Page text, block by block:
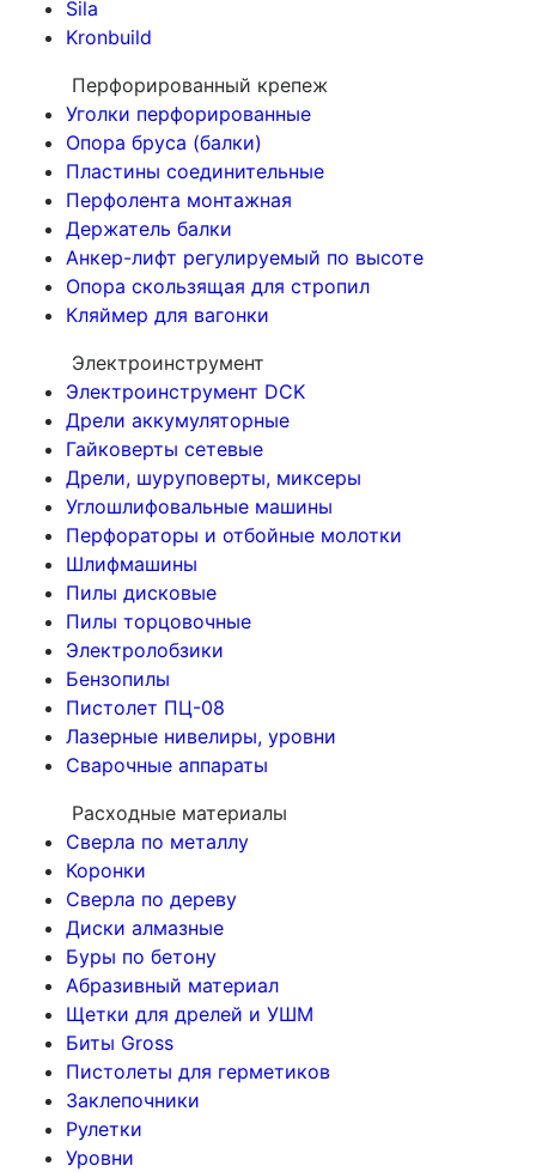
Sila
Kronbuild
Перфорированный крепеж
Уголки перфорированные
Опора бруса (балки)
Пластины соединительные
Перфолента монтажная
Держатель балки
Анкер-лифт регулируемый по высоте
Опора скользящая для стропил
Кляймер для вагонки
Электроинструмент
Электроинструмент DCK
Дрели аккумуляторные
Гайковерты сетевые
Дрели, шуруповерты, миксеры
Углошлифовальные машины
Перфораторы и отбойные молотки
Шлифмашины
Пилы дисковые
Пилы торцовочные
Электролобзики
Бензопилы
Пистолет ПЦ-08
Лазерные нивелиры, уровни
Сварочные аппараты
Расходные материалы
Сверла по металлу
Коронки
Сверла по дереву
Диски алмазные
Буры по бетону
Абразивный материал
Щетки для дрелей и УШМ
Биты Gross
Пистолеты для герметиков
Заклепочники
Рулетки
Уровни